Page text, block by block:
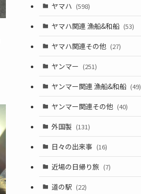
ヤマハ (598)
ヤマハ関連 漁船&和船 (53)
ヤマハ関連その他 (27)
ヤンマー (251)
ヤンマー関連 漁船&和船 (49)
ヤンマー関連その他 (40)
外国製 (131)
日々の出来事 (16)
近場の日帰り旅 (7)
道の駅 (22)